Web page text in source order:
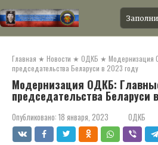
контенту
Главная ★ Новости ★ ОДКБ ★ Модернизация
председательства Беларуси в 2023 году
Модернизация ОДКБ:
председательства Беларуси
Опубликовано: 18 января, 2023 ОДКБ